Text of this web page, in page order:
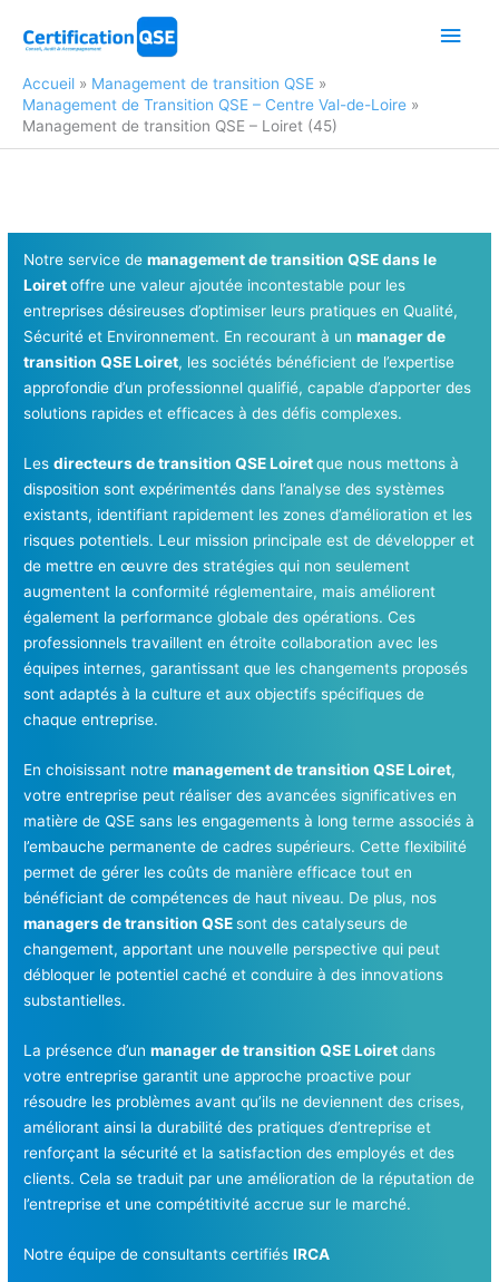
Accueil
Management de transition QSE
Management de Transition QSE – Centre Val-de-Loire
Management de transition QSE – Loiret (45)
Notre service demanagement de transition QSE dans le
Loiretoffre une valeur ajoutée incontestable pour les
entreprises désireuses d’optimiser leurs pratiques en Qualité,
Sécurité et Environnement. En recourant à unmanager de
transition QSE Loiret, les sociétés bénéficient de l’expertise
approfondie d’un professionnel qualifié, capable d’apporter des
solutions rapides et efficaces à des défis complexes.
Lesdirecteurs de transition QSE Loiretque nous mettons à
disposition sont expérimentés dans l’analyse des systèmes
existants, identifiant rapidement les zones d’amélioration et les
risques potentiels. Leur mission principale est de développer et
de mettre en œuvre des stratégies qui non seulement
augmentent la conformité réglementaire, mais améliorent
également la performance globale des opérations. Ces
professionnels travaillent en étroite collaboration avec les
équipes internes, garantissant que les changements proposés
sont adaptés à la culture et aux objectifs spécifiques de
chaque entreprise.
En choisissant notremanagement de transition QSE Loiret,
votre entreprise peut réaliser des avancées significatives en
matière de QSE sans les engagements à long terme associés à
l’embauche permanente de cadres supérieurs. Cette flexibilité
permet de gérer les coûts de manière efficace tout en
bénéficiant de compétences de haut niveau. De plus, nos
managers de transition QSEsont des catalyseurs de
changement, apportant une nouvelle perspective qui peut
débloquer le potentiel caché et conduire à des innovations
substantielles.
La présence d’unmanager de transition QSE Loiretdans
votre entreprise garantit une approche proactive pour
résoudre les problèmes avant qu’ils ne deviennent des crises,
améliorant ainsi la durabilité des pratiques d’entreprise et
renforçant la sécurité et la satisfaction des employés et des
clients. Cela se traduit par une amélioration de la réputation de
l’entreprise et une compétitivité accrue sur le marché.
Notre équipe de consultants certifiésIRCA